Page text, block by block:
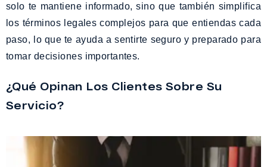
solo te mantiene informado, sino que también simplifica
los términos legales complejos para que entiendas cada
paso, lo que te ayuda a sentirte seguro y preparado para
tomar decisiones importantes.
¿Qué Opinan Los Clientes Sobre Su
Servicio?